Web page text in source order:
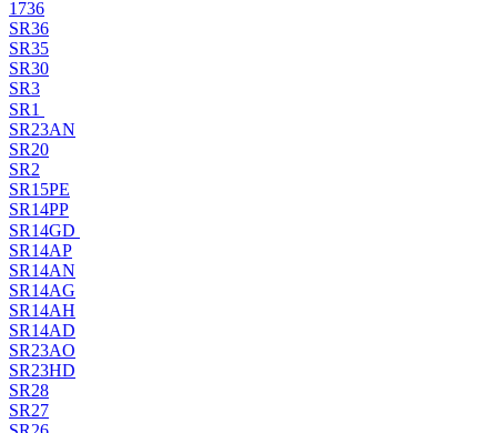
1736
SR36
SR35
SR30
SR3
SR1
SR23AN
SR20
SR2
SR15PE
SR14PP
SR14GD
SR14AP
SR14AN
SR14AG
SR14AH
SR14AD
SR23AO
SR23HD
SR28
SR27